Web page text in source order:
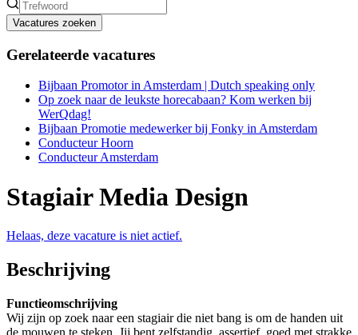
Vacatures zoeken
Gerelateerde vacatures
Bijbaan Promotor in Amsterdam | Dutch speaking only
Op zoek naar de leukste horecabaan? Kom werken bij
WerQdag!
Bijbaan Promotie medewerker bij Fonky in Amsterdam
Conducteur Hoorn
Conducteur Amsterdam
Stagiair Media Design
Helaas, deze vacature is niet actief.
Beschrijving
Functieomschrijving
Wij zijn op zoek naar een stagiair die niet bang is om de handen uit
de mouwen te steken. Jij bent zelfstandig, assertief, goed met strakke